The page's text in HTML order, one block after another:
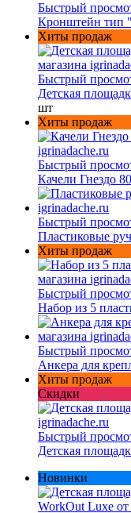
Быстрый
Кронштейн тип
Хиты продаж
Быстрый
Детская
шт
Хиты продаж
Быстрый
Качели Гнездо
Быстрый
Пластиковые
Хиты продаж
Быстрый
Набор из 5
Быстрый
Анкера для
Хиты продаж
Скидки
Быстрый
Детская
Новинки